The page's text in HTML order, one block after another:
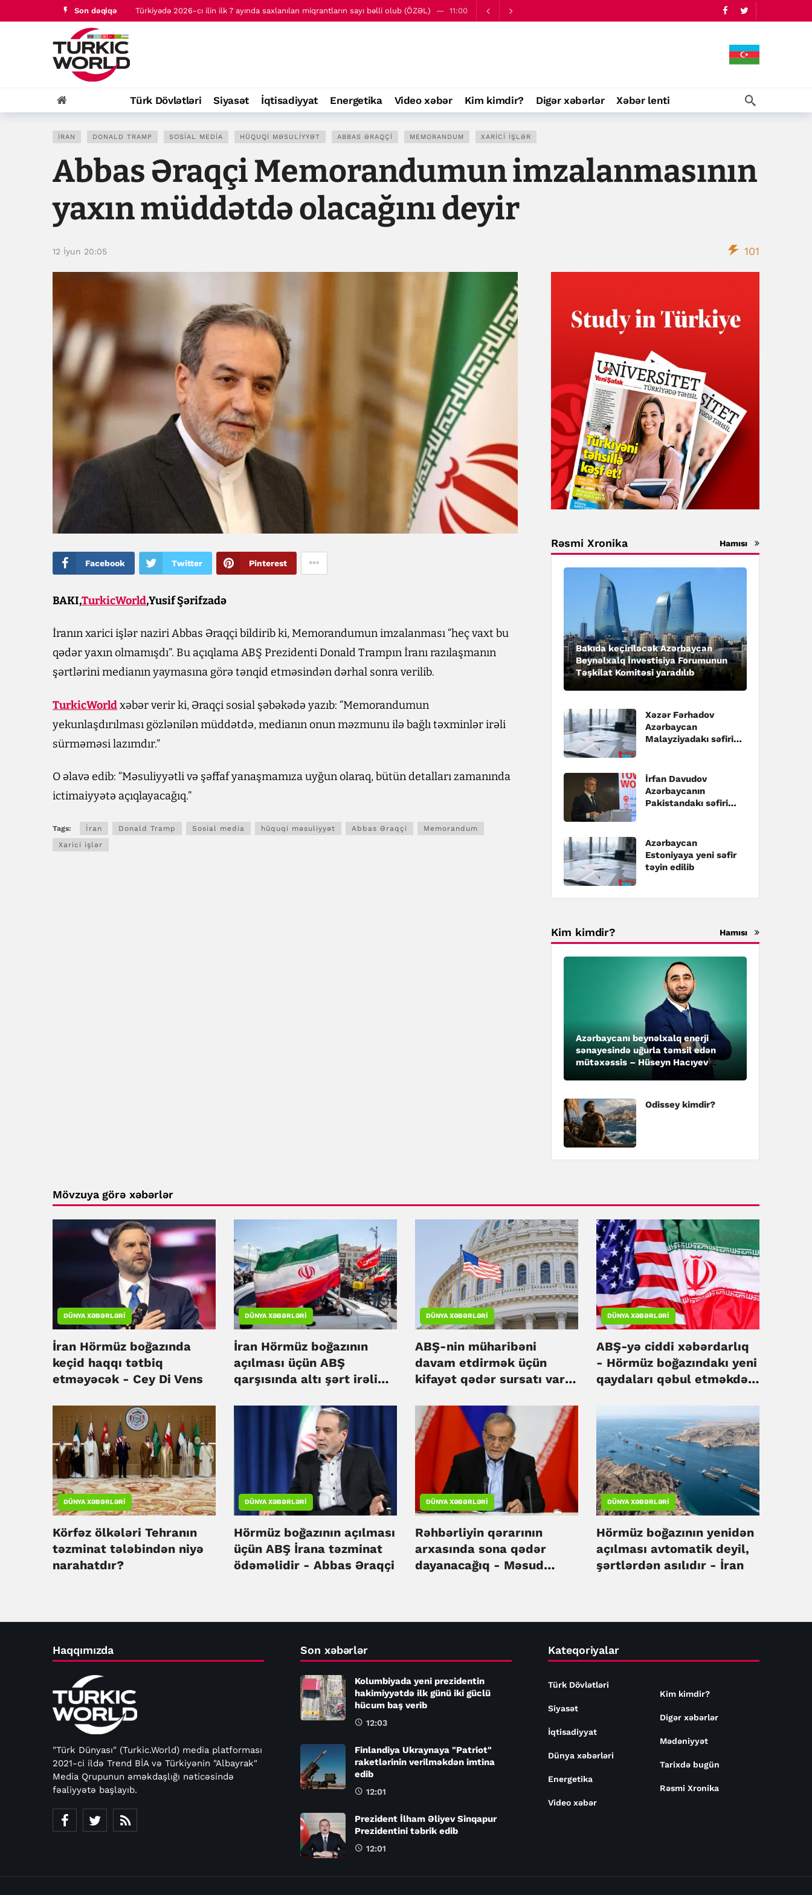
Son dəqiqə Türkiyədə 2026-cı ilin ilk 7 ayında saxlanılan miqrantların sayı bəlli olub (ÖZƏL) 11:00
Türk Dövlətləri Siyasət İqtisadiyyat Energetika Video xəbər Kim kimdir? Digər xəbərlər Xəbər lenti
İRAN DONALD TRAMP SOSIAL MEDIA HÜQUQI MƏSULIYYƏT ABBAS ƏRAQÇI MEMORANDUM XARICI IŞLƏR
Abbas Əraqçi Memorandumun imzalanmasının
yaxın müddətdə olacağını deyir
12 İyun 20:05 101
Facebook Twitter Pinterest
BAKI,TurkicWorld,Yusif Şərifzadə
İranın xarici işlər naziri Abbas Əraqçi bildirib ki, Memorandumun imzalanması “heç vaxt bu
qədər yaxın olmamışdı”. Bu açıqlama ABŞ Prezidenti Donald Trampın İranı razılaşmanın
şərtlərini medianın yaymasına görə tənqid etməsindən dərhal sonra verilib.
TurkicWorldxəbər verir ki, Əraqçi sosial şəbəkədə yazıb: “Memorandumun
yekunlaşdırılması gözlənilən müddətdə, medianın onun məzmunu ilə bağlı təxminlər irəli
sürməməsi lazımdır.”
O əlavə edib: “Məsuliyyətli və şəffaf yanaşmamıza uyğun olaraq, bütün detalları zamanında
ictimaiyyətə açıqlayacağıq.”
Tags: İran Donald Tramp Sosial media hüquqi məsuliyyət Abbas Əraqçi
Memorandum
Xarici işlər
Rəsmi Xronika Hamısı
Bakıda keçiriləcək Azərbaycan
Beynəlxalq İnvestisiya Forumunun
Təşkilat Komitəsi yaradılıb
Xəzər Fərhadov
Azərbaycan
Malayziyadakı səfiri
İrfan Davudov
Azərbaycanın
Pakistandakı səfiri
Azərbaycan
Estoniyaya yeni səfir
təyin edilib
Kim kimdir? Hamısı
Azərbaycanı beynəlxalq enerji
sənayesində uğurla təmsil edən
mütəxəssis – Hüseyn Hacıyev
Odissey kimdir?
Mövzuya görə xəbərlər
DÜNYA XƏBƏRLƏRI
İran Hörmüz boğazında
keçid haqqı tətbiq
etməyəcək - Cey Di Vens
DÜNYA XƏBƏRLƏRI
İran Hörmüz boğazının
açılması üçün ABŞ
qarşısında altı şərt irəli
DÜNYA XƏBƏRLƏRI
ABŞ-nin müharibəni
davam etdirmək üçün
kifayət qədər sursatı var -
DÜNYA XƏBƏRLƏRI
ABŞ-yə ciddi xəbərdarlıq
- Hörmüz boğazındakı yeni
qaydaları qəbul etməkdən
DÜNYA XƏBƏRLƏRI
Körfəz ölkələri Tehranın
təzminat tələbindən niyə
narahatdır?
DÜNYA XƏBƏRLƏRI
Hörmüz boğazının açılması
üçün ABŞ İrana təzminat
ödəməlidir - Abbas Əraqçi
DÜNYA XƏBƏRLƏRI
Rəhbərliyin qərarının
arxasında sona qədər
dayanacağıq - Məsud
DÜNYA XƏBƏRLƏRI
Hörmüz boğazının yenidən
açılması avtomatik deyil,
şərtlərdən asılıdır - İran
Haqqımızda
"Türk Dünyası" (Turkic.World) media platforması
2021-ci ildə Trend BİA və Türkiyənin "Albayrak"
Media Qrupunun əməkdaşlığı nəticəsində
fəaliyyətə başlayıb.
Son xəbərlər
Kolumbiyada yeni prezidentin
hakimiyyətdə ilk günü iki güclü
hücum baş verib
12:03
Finlandiya Ukraynaya "Patriot"
raketlərinin verilməkdən imtina
edib
12:01
Prezident İlham Əliyev Sinqapur
Prezidentini təbrik edib
12:01
Kateqoriyalar
Türk Dövlətləri
Siyasət
İqtisadiyyat
Dünya xəbərləri
Energetika
Video xəbər
Kim kimdir?
Digər xəbərlər
Mədəniyyət
Tarixdə bugün
Rəsmi Xronika